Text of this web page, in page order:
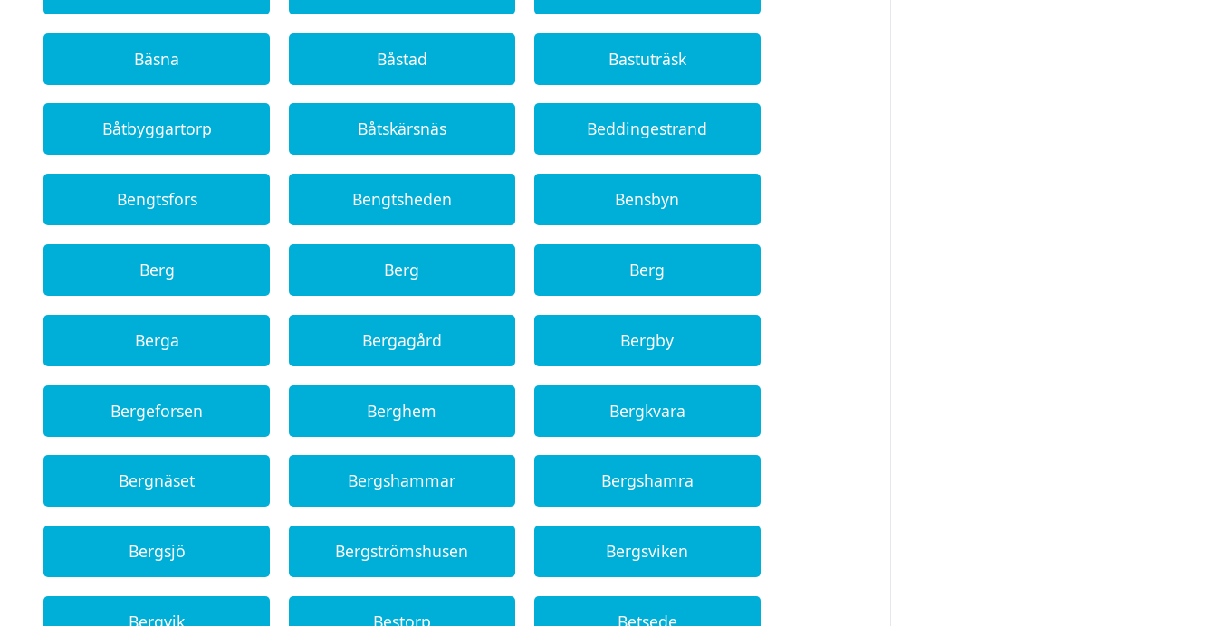
Bäsna Båstad Bastuträsk
Båtbyggartorp Båtskärsnäs Beddingestrand
Bengtsfors Bengtsheden Bensbyn
Berg Berg Berg
Berga Bergagård Bergby
Bergeforsen Berghem Bergkvara
Bergnäset Bergshammar Bergshamra
Bergsjö Bergströmshusen Bergsviken
Bergvik Bestorp Betsede